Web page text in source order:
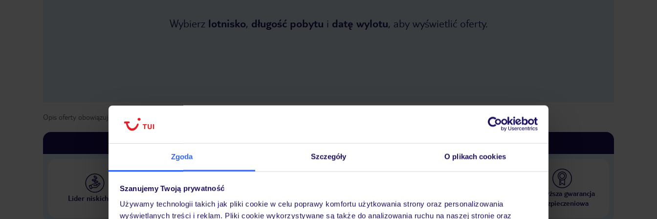
Zgoda Szczegóły O plikach cookies
Szanujemy Twoją prywatność
Używamy technologii takich jak pliki cookie w celu poprawy komfortu użytkowania strony oraz personalizowania
wyświetlanych treści i reklam. Pliki cookie wykorzystywane są także do analizowania ruchu na naszej stronie oraz
Wybierz lotnisko, długość pobytu i datę wylotu, aby wyświetlić oferty.
Opis oferty obowiązuje dla wyjazdów w terminie
Dlaczego warto wybrać TUI?
Lider niskich cen
Największe biuro podróży
w Polsce
wakacjach 24/7
krajach
Najwyższa gwarancja
ubezpieczeniowa